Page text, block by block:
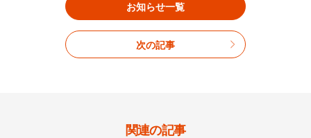
お知らせ一覧
次の記事
関連の記事